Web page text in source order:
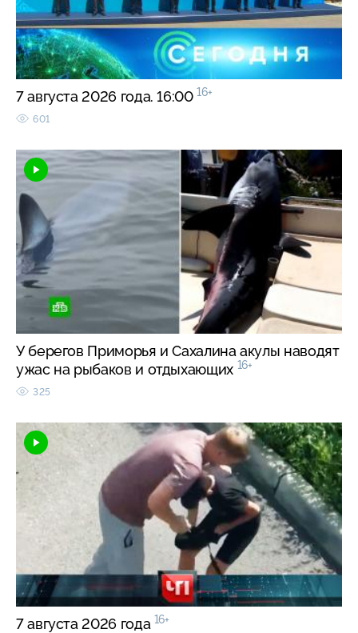
7 августа 2026 года. 16:00 16+
601
У берегов Приморья и Сахалина акулы наводят
ужас на рыбаков и отдыхающих 16+
325
7 августа 2026 года 16+